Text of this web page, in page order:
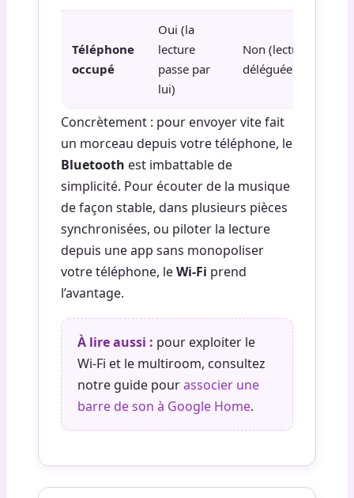
Téléphone
occupé
Oui (la
lecture
passe par
lui)
Non (lecture
déléguée)
Concrètement : pour envoyer vite fait
un morceau depuis votre téléphone, le
Bluetooth est imbattable de
simplicité. Pour écouter de la musique
de façon stable, dans plusieurs pièces
synchronisées, ou piloter la lecture
depuis une app sans monopoliser
votre téléphone, leWi-Fi prend
l’avantage.
À lire aussi : pour exploiter le
Wi-Fi et le multiroom, consultez
notre guide pourassocier une
barre de son à Google Home.